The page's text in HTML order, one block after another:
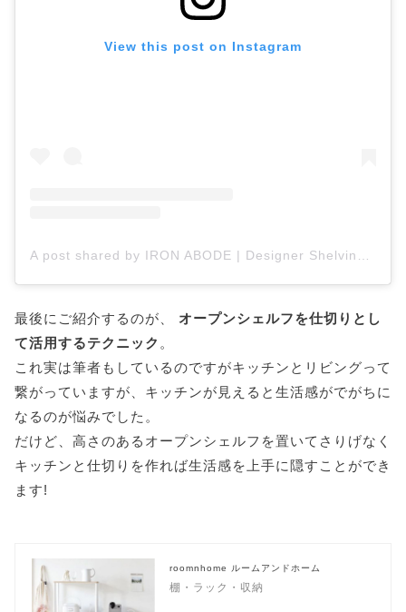
View this post on Instagram
A post shared by IRON ABODE | Designer Shelving (@ironabode)
最後にご紹介するのが、
オープンシェルフを仕切りとし
て活用するテクニック 。
これ実は筆者もしているのですがキッチンとリビングって
繋がっていますが、キッチンが見えると生活感がでがちに
なるのが悩みでした。
だけど、高さのあるオープンシェルフを置いてさりげなく
キッチンと仕切りを作れば生活感を上手に隠すことができ
ます!
roomnhome ルームアンドホーム
棚・ラック・収納